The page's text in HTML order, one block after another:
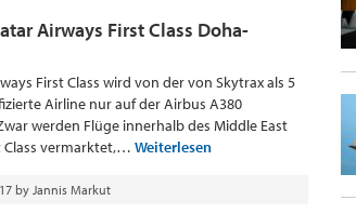
Airways First Class Doha-
First Class wird von der von Skytrax als 5
Airline nur auf der Airbus A380
werden Flüge innerhalb des Middle East
Class vermarktet,… Weiterlesen
by Jannis Markut